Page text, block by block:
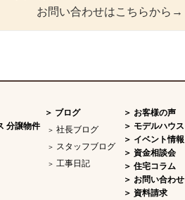
お問い合わせはこちらから→
分譲物件
ブログ
社長ブログ
スタッフブログ
工事日記
お客様の声
モデルハウス
イベント情報
資金相談会
住宅コラム
お問い合わせ
資料請求